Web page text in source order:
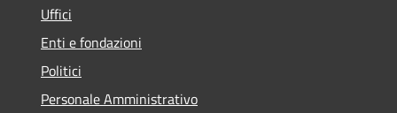
Uffici
Enti e fondazioni
Politici
Personale Amministrativo